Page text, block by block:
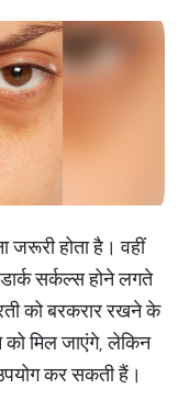
होता है। वहीं
सर्कल्स होने लगते
को बरकरार रखने के
मिल जाएंगे, लेकिन
कर सकती हैं।